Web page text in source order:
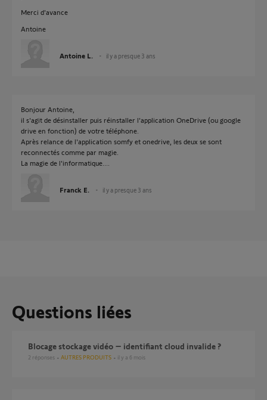
Merci d'avance
Antoine
Antoine L. il y a presque 3 ans
Bonjour Antoine,
il s'agit de désinstaller puis réinstaller l'application OneDrive (ou google
drive en fonction) de votre téléphone.
Après relance de l'application somfy et onedrive, les deux se sont
reconnectés comme par magie.
La magie de l'informatique....
Franck E. il y a presque 3 ans
Questions liées
Blocage stockage vidéo – identifiant cloud invalide ?
2 réponses AUTRES PRODUITS il y a 6 mois